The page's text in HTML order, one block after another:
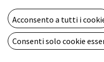
Add to wishlist
Acconsento a tutti i
Consenti solo cookie